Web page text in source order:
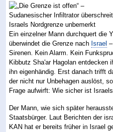
Ein einzelner Mann durchquert die
überwindet die Grenze nach Israel
Sirenen. Kein Alarm. Kein
Kibbutz Sha'ar Hagolan entdecken
ihn eigenhändig. Erst danach trifft
der nicht nur Unbehagen auslöst,
Frage aufwirft: Wie sicher ist
Der Mann, wie sich später
Staatsbürger. Laut Berichten der
KAN hat er bereits früher in Israel